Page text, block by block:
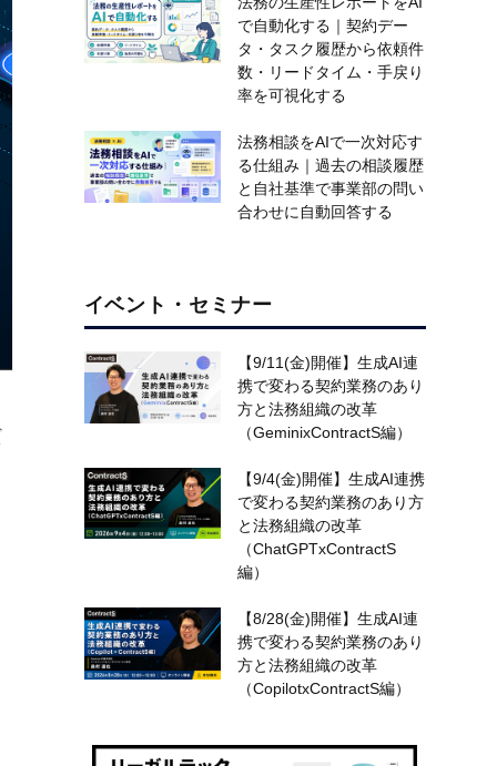
で自動化する｜契約デー
タ・タスク履歴から依頼件
数・リードタイム・手戻り
率を可視化する
法務相談をAIで一次対応す
る仕組み｜過去の相談履歴
と自社基準で事業部の問い
合わせに自動回答する
イベント・セミナー
【9/11(金)開催】生成AI連
携で変わる契約業務のあり
方と法務組織の改革
（GeminixContractS編）
【9/4(金)開催】生成AI連携
で変わる契約業務のあり方
と法務組織の改革
（ChatGPTxContractS
編）
【8/28(金)開催】生成AI連
携で変わる契約業務のあり
方と法務組織の改革
（CopilotxContractS編）